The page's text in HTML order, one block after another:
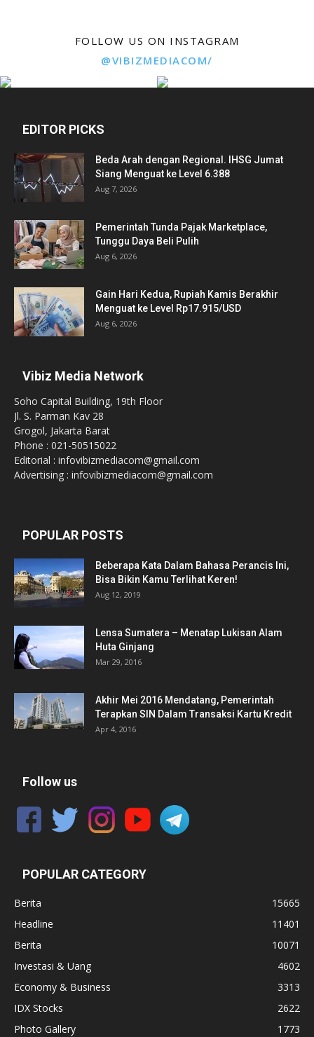
FOLLOW US ON INSTAGRAM
@VIBIZMEDIACOM/
EDITOR PICKS
Beda Arah dengan Regional. IHSG Jumat
Siang Menguat ke Level 6.388
Aug 7, 2026
Pemerintah Tunda Pajak Marketplace,
Tunggu Daya Beli Pulih
Aug 6, 2026
Gain Hari Kedua, Rupiah Kamis Berakhir
Menguat ke Level Rp17.915/USD
Aug 6, 2026
Vibiz Media Network
Soho Capital Building, 19th Floor
Jl. S. Parman Kav 28
Grogol, Jakarta Barat
Phone : 021-50515022
Editorial : infovibizmediacom@gmail.com
Advertising : infovibizmediacom@gmail.com
POPULAR POSTS
Beberapa Kata Dalam Bahasa Perancis Ini,
Bisa Bikin Kamu Terlihat Keren!
Aug 12, 2019
Lensa Sumatera – Menatap Lukisan Alam
Huta Ginjang
Mar 29, 2016
Akhir Mei 2016 Mendatang, Pemerintah
Terapkan SIN Dalam Transaksi Kartu Kredit
Apr 4, 2016
Follow us
POPULAR CATEGORY
Berita
15665
Headline
11401
Berita
10071
Investasi & Uang
4602
Economy & Business
3313
IDX Stocks
2622
Photo Gallery
1773